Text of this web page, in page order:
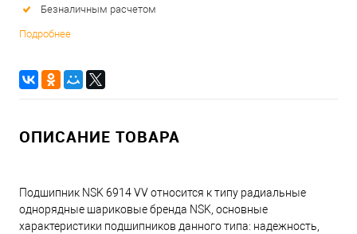
Безналичным расчетом
Подробнее
ОПИСАНИЕ ТОВАРА
Подшипник NSK 6914 VV относится к типу радиальные
однорядные шариковые бренда NSK, основные
характеристики подшипников данного типа: надежность,